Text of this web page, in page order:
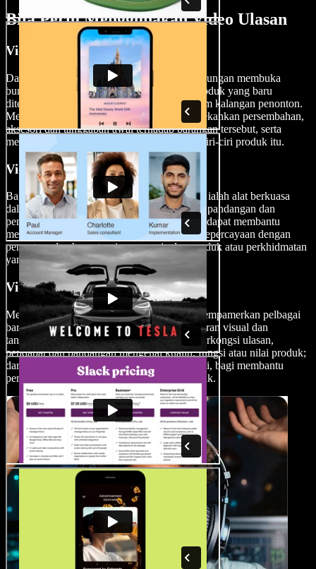
Bila Perlu Menggunakan Video Ulasan
Video Unboxing
Dalam video ulasan unboxing, pencipta kandungan membuka
bungkusan dan meneroka pembungkusan produk yang baru
diterima, sekali gus membina rasa teruja dalam kalangan penonton.
Mereka menceritakan proses unboxing, menekankan persembahan,
aksesori dan tanggapan awal terhadap barangan tersebut, serta
memberikan gambaran menyeluruh tentang ciri-ciri produk itu.
Video Pemasaran
Bagi perniagaan dan influencer, video ulasan ialah alat berkuasa
dalam strategi pemasaran. Dengan berkongsi pandangan dan
pengalaman yang tulen, pencipta kandungan dapat membantu
meningkatkan kesedaran jenama, membina kepercayaan dengan
penonton, dan berpotensi memacu jualan produk atau perkhidmatan
yang diulas.
Video Haul
Menerusi video haul, pencipta kandungan mempamerkan pelbagai
barangan yang baru dibeli, memberikan paparan visual dan
tanggapan awal. Sepanjang video, mereka berkongsi ulasan,
pendapat dan pandangan mengenai kualiti, fungsi atau nilai produk;
daripada pakaian hinggalah ke gajet teknologi, bagi membantu
penonton membuat keputusan yang lebih bijak.